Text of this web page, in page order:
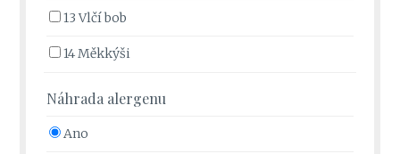
13 Vlčí bob
14 Měkkýši
Náhrada alergenu
Ano